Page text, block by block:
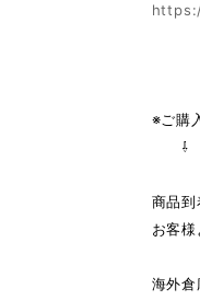
※ご購
商品
お客
海外